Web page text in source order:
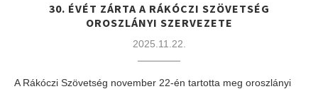
30. ÉVÉT ZÁRTA A RÁKÓCZI SZÖVETSÉG
OROSZLÁNYI SZERVEZETE
2025.11.22.
A Rákóczi Szövetség november 22-én tartotta meg oroszlányi